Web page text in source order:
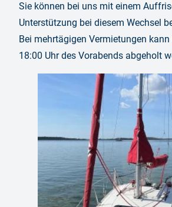
Sie können bei uns mit einem
Unterstützung bei diesem Wechsel
Bei mehrtägigen Vermietungen
18:00 Uhr des Vorabends abgeholt